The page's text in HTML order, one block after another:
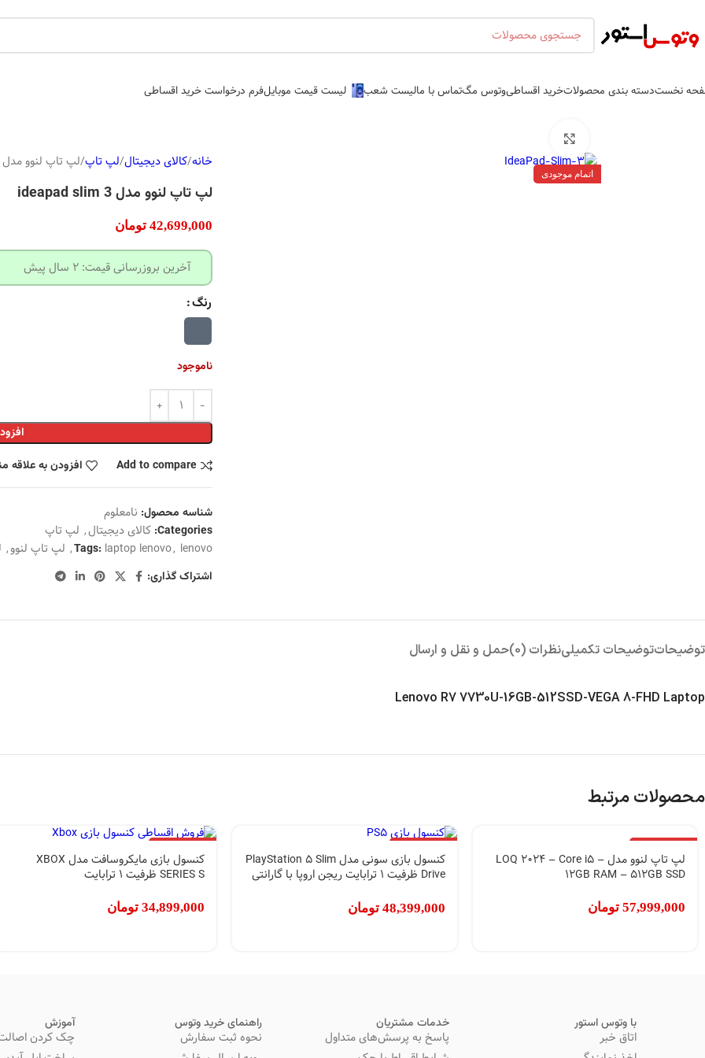
نخستدسته بندی محصولاتخرید اقساطیوتوس مگتماس با مالیست شعب لیست قیمت موبایلفرم درخواست خرید اقساطی
اتمام موجودی
خانه کالای دیجیتال لپ تاپ لپ تاپ لنوو مدل ideapad slim 3
لپ تاپ لنوو مدل ideapad slim 3
42,699,000 تومان
آخرین بروزرسانی قیمت: 2 سال پیش
رنگ
ناموجود
Add to compare
افزودن به علاقه
شناسه محصول: نامعلوم
Categories: کالای دیجیتال, لپ تاپ
Tags: laptop lenovo, lenovo
, لپ تاپ لنوو,
اشتراک گذاری:
توضیحاتتوضیحات تکمیلینظرات (0) حمل و نقل و ارسال
Lenovo R7 7730U-16GB-512SSD-VEGA 8-FHD Laptop
محصولات مرتبط
لپ تاپ لنوو مدل LOQ 2024 – Core i5 –
12GB RAM – 512GB SSD
57,999,000 تومان
کنسول بازی سونی مدل PlayStation 5 Slim
Drive ظرفیت 1 ترابایت ریجن اروپا با گارانتی
48,399,000 تومان
کنسول بازی مایکروسافت مدل XBOX
SERIES S ظرفیت 1 ترابایت
34,899,000 تومان
با وتوس استور
اتاق خبر
خدمات مشتریان
پاسخ به پرسش‌های متداول
راهنمای خرید وتوس
نحوه ثبت سفارش
آموزش
چک کردن